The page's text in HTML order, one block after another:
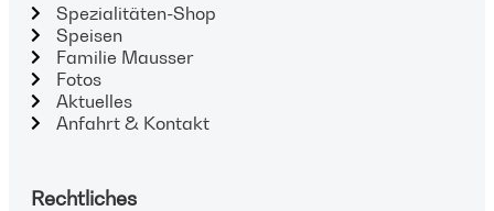
Spezialitäten-Shop
Speisen
Familie Mausser
Fotos
Aktuelles
Anfahrt & Kontakt
Rechtliches